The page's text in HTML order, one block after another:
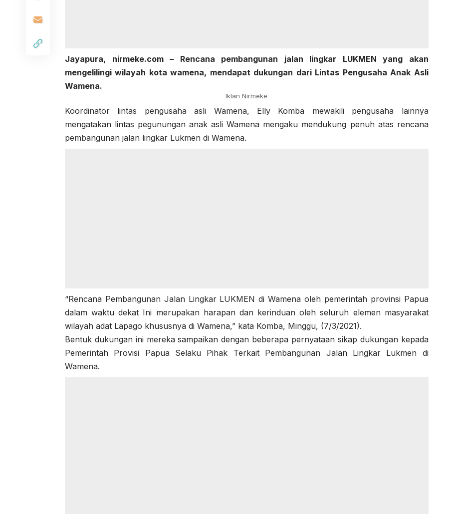
Jayapura, nirmeke.com – Rencana pembangunan jalan lingkar LUKMEN yang akan
mengelilingi wilayah kota wamena, mendapat dukungan dari Lintas Pengusaha Anak Asli
Wamena.
Iklan Nirmeke
Koordinator lintas pengusaha asli Wamena, Elly Komba mewakili pengusaha lainnya
mengatakan lintas pegunungan anak asli Wamena mengaku mendukung penuh atas rencana
pembangunan jalan lingkar Lukmen di Wamena.
“Rencana Pembangunan Jalan Lingkar LUKMEN di Wamena oleh pemerintah provinsi Papua
dalam waktu dekat Ini merupakan harapan dan kerinduan oleh seluruh elemen masyarakat
wilayah adat Lapago khususnya di Wamena,” kata Komba, Minggu, (7/3/2021).
Bentuk dukungan ini mereka sampaikan dengan beberapa pernyataan sikap dukungan kepada
Pemerintah Provisi Papua Selaku Pihak Terkait Pembangunan Jalan Lingkar Lukmen di
Wamena.